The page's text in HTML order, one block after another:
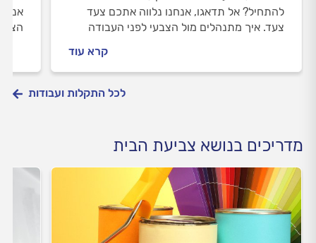
להתחיל? אל תדאגו, אנחנו נלווה אתכם צעד
צעד. איך מתנהלים מול הצבעי לפני העבודה
קרא עוד
לכל התקלות ועבודות
מדריכים בנושא צביעת הבית